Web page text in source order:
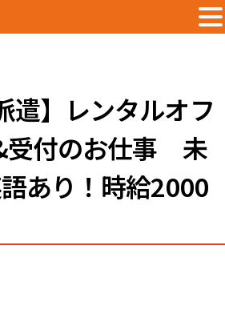
遣】レンタルオフ
受付のお仕事 未
あり！時給2000